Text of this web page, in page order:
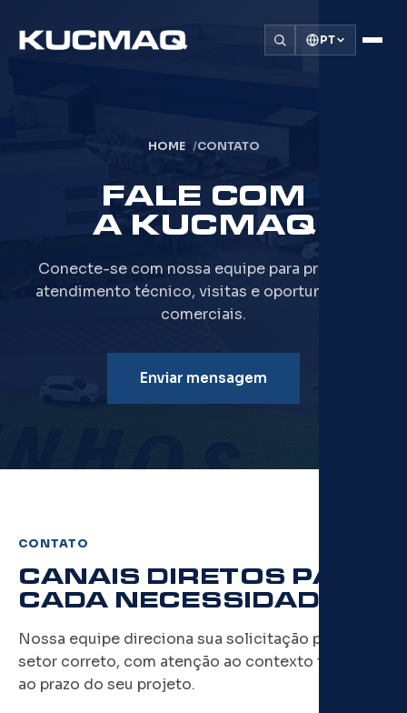
PT
HOME CONTATO
FALE COM
A KUCMAQ
Conecte-se com nossa equipe para projetos,
atendimento técnico, visitas e oportunidades
comerciais.
Enviar mensagem
CONTATO
CANAIS DIRETOS PARA
CADA NECESSIDADE
Nossa equipe direciona sua solicitação para o
setor correto, com atenção ao contexto técnico e
ao prazo do seu projeto.